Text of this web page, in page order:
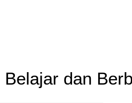
Belajar dan